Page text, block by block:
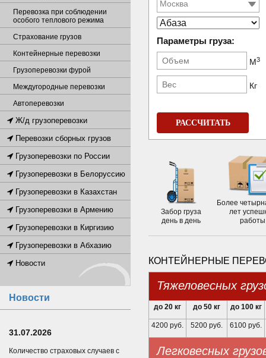
Параметры груза:
М3
Кг
РАССЧИТАТЬ
Забор груза
день в день
Более
лет
работы
КОНТЕЙНЕРНЫЕ
Тяжеловесных
до 20 кг до 50 кг до 100 кг
4200 руб. 5200 руб. 6100 руб.
Легковесных
Перевозка при соблюдении
особого теплового режима
Страхование грузов
Контейнерные перевозки
Грузоперевозки фурой
Междугородные перевозки
Автоперевозки
Ж/д грузоперевозки
Перевозки сборных грузов
Грузоперевозки по России
Грузоперевозки в Белоруссию
Грузоперевозки в Казахстан
Грузоперевозки в Армению
Грузоперевозки в Киргизию
Грузоперевозки в Абхазию
Новости
Новости
31.07.2026
Количество страховых случаев с